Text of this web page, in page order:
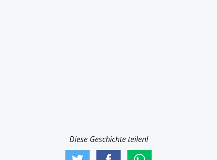
Diese Geschichte teilen!